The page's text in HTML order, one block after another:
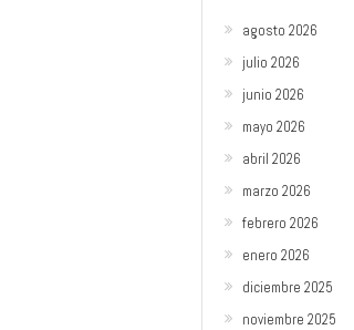
agosto 2026
julio 2026
junio 2026
mayo 2026
abril 2026
marzo 2026
febrero 2026
enero 2026
diciembre 2025
noviembre 2025